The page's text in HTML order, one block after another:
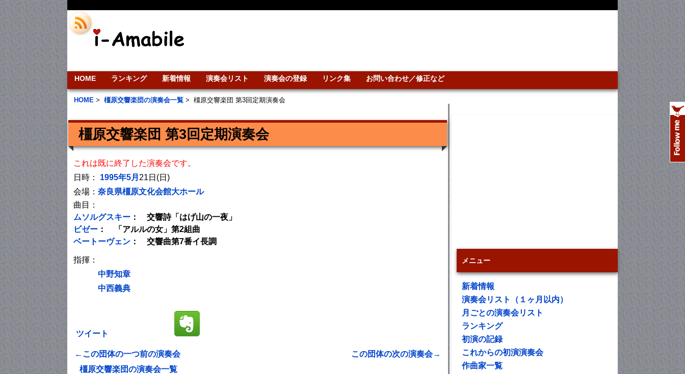
HOME ランキング 新着情報 演奏会リスト 演奏会の登録 リンク集 お問い合わせ／修正など
HOME > 橿原交響楽団の演奏会一覧 > 橿原交響楽団 第3回定期演奏会
橿原交響楽団 第3回定期演奏会
これは既に終了した演奏会です。
日時： 1995年5月 21日(日)
会場： 奈良県橿原文化会館大ホール
曲目：
ムソルグスキー ： 交響詩「はげ山の一夜」
ビゼー ： 「アルルの女」第2組曲
ベートーヴェン ： 交響曲第7番イ長調
指揮：
中野知章
中西義典
ツイート
←この団体の一つ前の演奏会
この団体の次の演奏会→
橿原交響楽団の演奏会一覧
メニュー
新着情報
演奏会リスト（１ヶ月以内）
月ごとの演奏会リスト
ランキング
初演の記録
これからの初演演奏会
作曲家一覧